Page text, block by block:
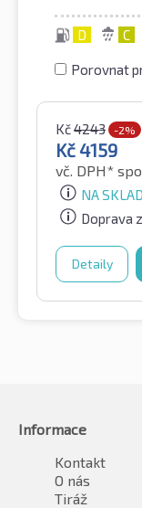
D C
Porovnat
Kč4243 -2%
Kč4159
vč. DPH*
NA
Doprava
Detaily
Informace
Kontakt
O nás
Tiráž